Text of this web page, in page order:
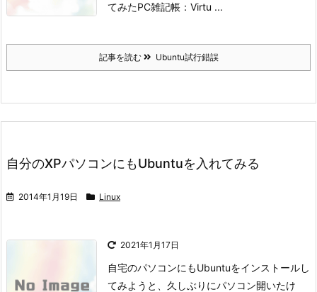
てみたPC雑記帳： Virtu ...
記事を読む Ubuntu試行錯誤
自分のXPパソコンにもUbuntuを入れてみる
2014年1月19日 Linux
2021年1月17日
自宅のパソコンにもUbuntuをインストールし
てみようと、久しぶりにパソコン開いたけ